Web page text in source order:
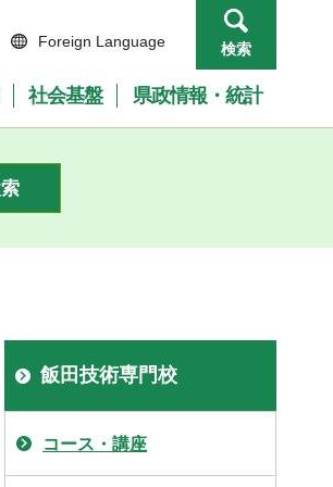
Foreign Language 検索
社会基盤 県政情報・統計
飯田技術専門校
コース・講座